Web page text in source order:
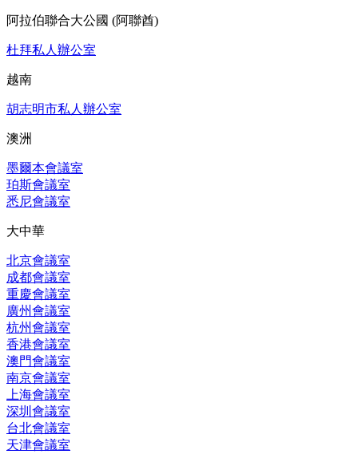
阿拉伯聯合大公國 (阿聯酋)
杜拜私人辦公室
越南
胡志明市私人辦公室
澳洲
墨爾本會議室
珀斯會議室
悉尼會議室
大中華
北京會議室
成都會議室
重慶會議室
廣州會議室
杭州會議室
香港會議室
澳門會議室
南京會議室
上海會議室
深圳會議室
台北會議室
天津會議室